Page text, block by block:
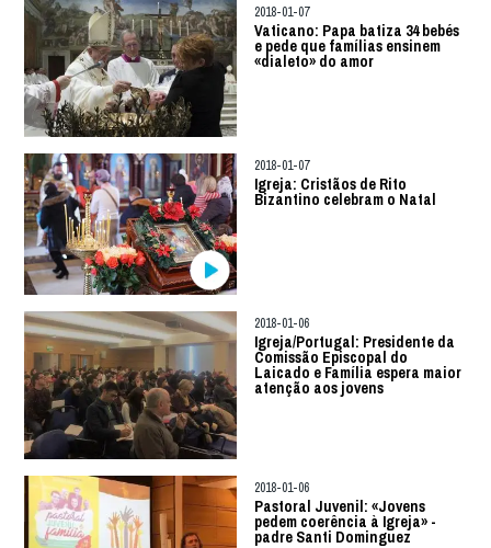
2018-01-07
Vaticano: Papa batiza 34 bebés
e pede que famílias ensinem
«dialeto» do amor
2018-01-07
Igreja: Cristãos de Rito
Bizantino celebram o Natal
2018-01-06
Igreja/Portugal: Presidente da
Comissão Episcopal do
Laicado e Família espera maior
atenção aos jovens
2018-01-06
Pastoral Juvenil: «Jovens
pedem coerência à Igreja» -
padre Santi Dominguez